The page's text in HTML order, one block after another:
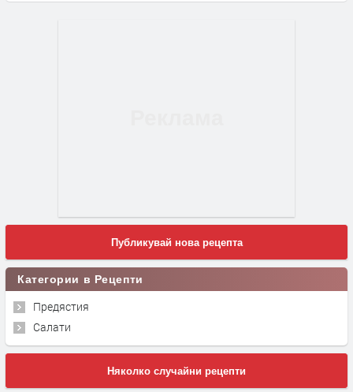
Публикувай нова рецепта
Категории в Рецепти
Предястия
Салати
Няколко случайни рецепти